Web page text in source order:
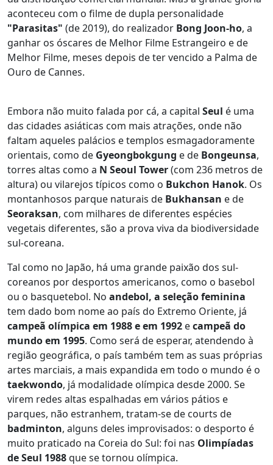
aconteceu com o filme de dupla personalidade
"Parasitas" (de 2019), do realizador Bong Joon-ho, a
ganhar os óscares de Melhor Filme Estrangeiro e de
Melhor Filme, meses depois de ter vencido a Palma de
Ouro de Cannes.
Embora não muito falada por cá, a capital Seul é uma
das cidades asiáticas com mais atrações, onde não
faltam aqueles palácios e templos esmagadoramente
orientais, como de Gyeongbokgung e de Bongeunsa,
torres altas como a N Seoul Tower(com 236 metros de
altura) ou vilarejos típicos como o Bukchon Hanok. Os
montanhosos parque naturais de Bukhansan e de
Seoraksan, com milhares de diferentes espécies
vegetais diferentes, são a prova viva da biodiversidade
sul-coreana.
Tal como no Japão, há uma grande paixão dos sul-
coreanos por desportos americanos, como o basebol
ou o basquetebol. No andebol, a seleção feminina
tem dado bom nome ao país do Extremo Oriente, já
campeã olímpica em 1988 e em 1992 ecampeã do
mundo em 1995. Como será de esperar, atendendo à
região geográfica, o país também tem as suas próprias
artes marciais, a mais expandida em todo o mundo é o
taekwondo, já modalidade olímpica desde 2000. Se
virem redes altas espalhadas em vários pátios e
parques, não estranhem, tratam-se de courts de
badminton, alguns deles improvisados: o desporto é
muito praticado na Coreia do Sul: foi nas Olimpíadas
de Seul 1988que se tornou olímpica.